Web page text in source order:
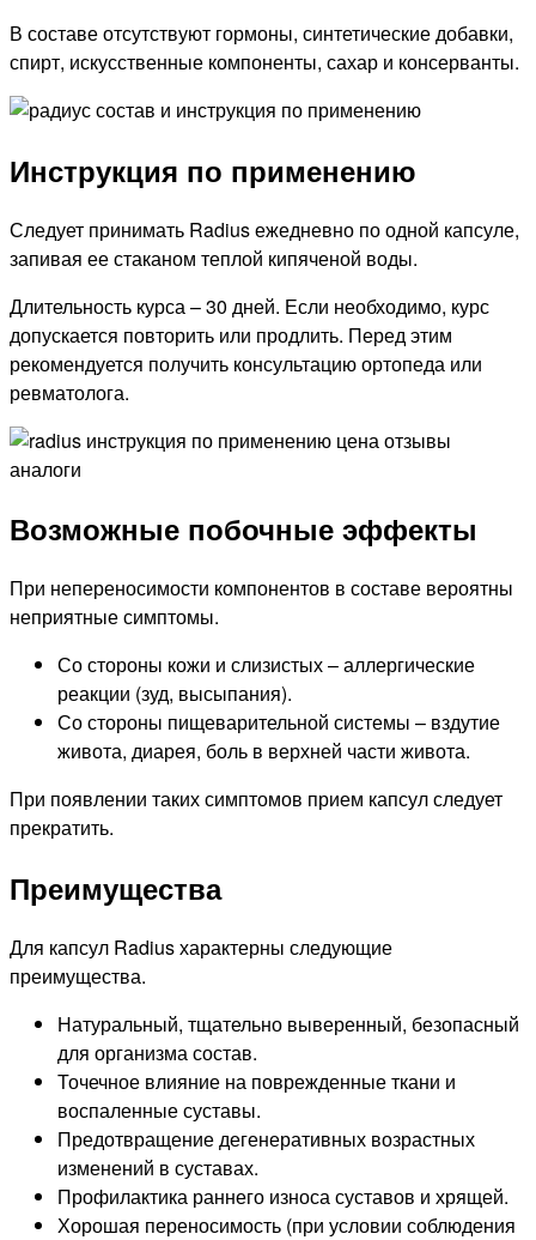
В составе отсутствуют гормоны, синтетические добавки,
спирт, искусственные компоненты, сахар и консерванты.
Инструкция по применению
Следует принимать Radius ежедневно по одной капсуле,
запивая ее стаканом теплой кипяченой воды.
Длительность курса – 30 дней. Если необходимо, курс
допускается повторить или продлить. Перед этим
рекомендуется получить консультацию ортопеда или
ревматолога.
Возможные побочные эффекты
При непереносимости компонентов в составе вероятны
неприятные симптомы.
Со стороны кожи и слизистых – аллергические
реакции (зуд, высыпания).
Со стороны пищеварительной системы – вздутие
живота, диарея, боль в верхней части живота.
При появлении таких симптомов прием капсул следует
прекратить.
Преимущества
Для капсул Radius характерны следующие
преимущества.
Натуральный, тщательно выверенный, безопасный
для организма состав.
Точечное влияние на поврежденные ткани и
воспаленные суставы.
Предотвращение дегенеративных возрастных
изменений в суставах.
Профилактика раннего износа суставов и хрящей.
Хорошая переносимость (при условии соблюдения